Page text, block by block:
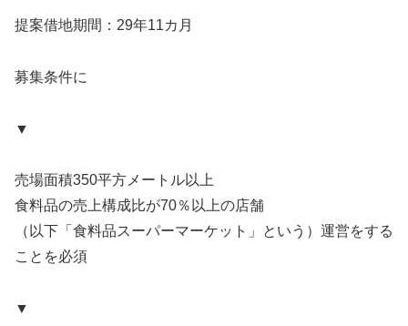
提案借地期間：29年11カ月
募集条件に
▼
売場面積350平方メートル以上
食料品の売上構成比が70％以上の店舗
（以下「食料品スーパーマーケット」という）運営をする
ことを必須
▼